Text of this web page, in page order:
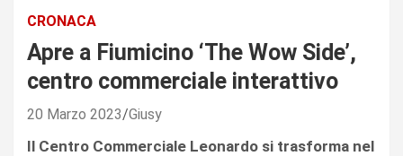
CRONACA
Apre a Fiumicino ‘The Wow Side’,
centro commerciale interattivo
20 Marzo 2023 Giusy
Il Centro Commerciale Leonardo si trasforma nel